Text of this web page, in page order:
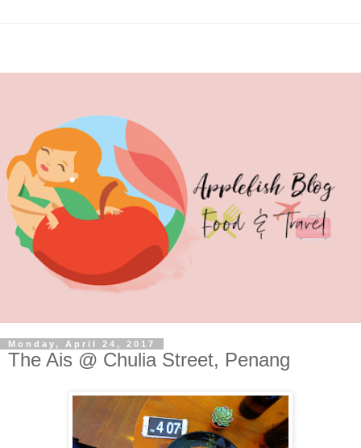
Monday, April 24, 2017
The Ais @ Chulia Street, Penang